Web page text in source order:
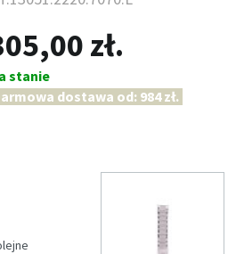
zł.
stanie
dostawa od: 984 zł.